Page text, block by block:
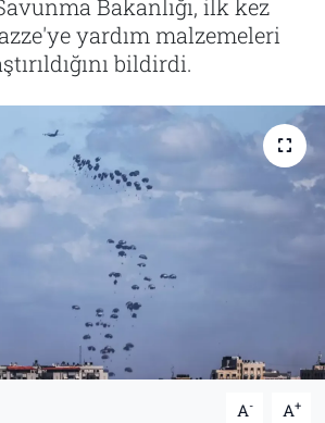
Bakanlığı, ilk kez
yardım malzemeleri
bildirdi.
A- A+